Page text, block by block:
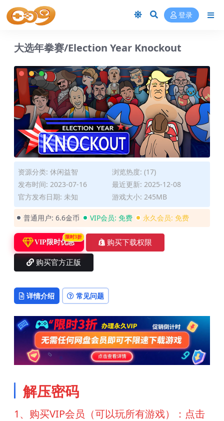
登录
大选年拳赛/Election Year Knockout
资源分类: 休闲益智
浏览热度: (17)
发布时间: 2023-07-16
最近更新: 2025-12-08
官方发布日期: 未知
游戏大小: 245MB
普通用户: 6.6金币 VIP会员: 免费 永久会员: 免费
VIP限时优惠
限时3折
购买下载权限
购买官方正版
详情介绍 常见问题
解压密码
1、购买VIP会员（可以玩所有游戏）：点击